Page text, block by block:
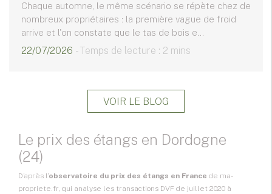
Chaque automne, le même scénario se répète chez de
nombreux propriétaires : la première vague de froid
arrive et l'on constate que le tas de bois e...
22/07/2026 - Temps de lecture : 2 mins
VOIR LE BLOG
Le prix des étangs en Dordogne
(24)
D’après l’observatoire du prix des étangs en France de ma-
propriete.fr, qui analyse les transactions DVF de juillet 2020 à